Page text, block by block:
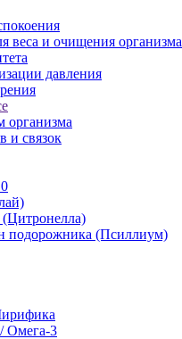
веса и очищения организма
давления
организма
и связок
подорожника (Псиллиум)
Омега-3